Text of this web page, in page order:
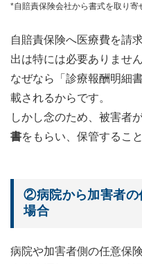
*自賠責保険会社から書式を取り寄
自賠責保険へ医療費を請
出は特には必要ありません
なぜなら「診療報酬明細
載されるからです。
しかし念のため、被害者
書をもらい、保管するこ
②病院から加害者の
場合
病院や加害者側の任意保